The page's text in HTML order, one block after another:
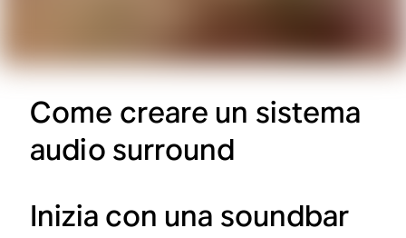
Come creare un sistema
audio surround
Inizia con una soundbar